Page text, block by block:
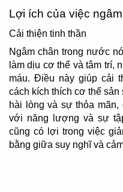
Lợi ích của việc
Cải thiện tinh thần
Ngâm chân trong nước
làm dịu cơ thể và tâm trí,
máu. Điều này giúp cải
cách kích thích cơ thể sản
hài lòng và sự thỏa
với năng lượng và sự
cũng có lợi trong việc
bằng giữa suy nghĩ và